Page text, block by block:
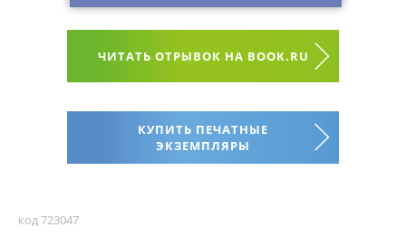
ЧИТАТЬ ОТРЫВОК НА BOOK.RU
КУПИТЬ ПЕЧАТНЫЕ
ЭКЗЕМПЛЯРЫ
код 723047